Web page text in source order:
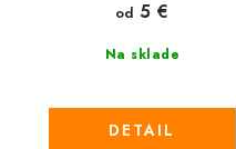
Na sklade
od 5 €
DETAIL